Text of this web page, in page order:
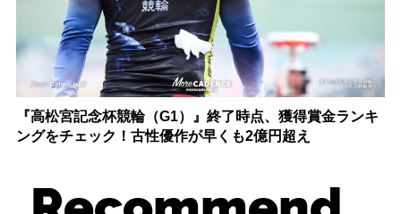
『高松宮記念杯競輪（G1）』終了時点、獲得賞金ランキ
ングをチェック！古性優作が早くも2億円超え